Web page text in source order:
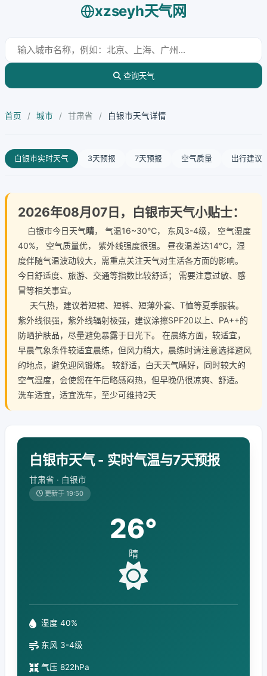
xzseyh天气网
查询天气
首页 / 城市 / 甘肃省 / 白银市天气详情
白银市实时天气 3天预报 7天预报 空气质量 出行建议
2026年08月07日，白银市天气小贴士：
白银市今日天气晴， 气温16~30℃， 东风3-4级， 空气湿度
40%， 空气质量优， 紫外线强度很强。 昼夜温差达14℃，湿
度伴随气温波动较大，需重点关注天气对生活各方面的影响。
今日舒适度、旅游、交通等指数比较舒适； 需要注意过敏、感
冒等相关事宜。
天气热，建议着短裙、短裤、短薄外套、T恤等夏季服装。
紫外线很强，紫外线辐射极强，建议涂擦SPF20以上、PA++的
防晒护肤品，尽量避免暴露于日光下。 在晨练方面，较适宜，
早晨气象条件较适宜晨练，但风力稍大，晨练时请注意选择避风
的地点，避免迎风锻炼。 较舒适，白天天气晴好，同时较大的
空气湿度，会使您在午后略感闷热，但早晚仍很凉爽、舒适。
洗车适宜，适宜洗车，至少可维持2天
白银市天气 - 实时气温与7天预报
甘肃省 · 白银市
更新于 19:50
26°
晴
湿度 40%
东风 3-4级
气压 822hPa